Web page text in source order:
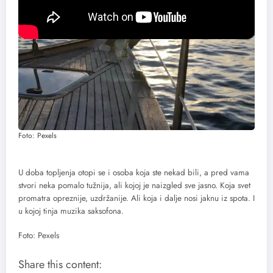
Foto: Pexels
U doba topljenja otopi se i osoba koja ste nekad bili, a pred vama
stvori neka pomalo tužnija, ali kojoj je naizgled sve jasno. Koja svet
promatra opreznije, uzdržanije. Ali koja i dalje nosi jaknu iz spota. I
u kojoj tinja muzika saksofona.
Foto: Pexels
Share this content: